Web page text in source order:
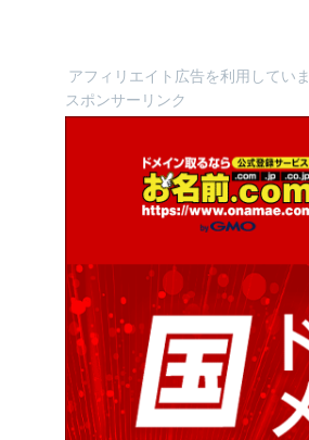
アフィリエイト広告を利用してい
スポンサーリンク